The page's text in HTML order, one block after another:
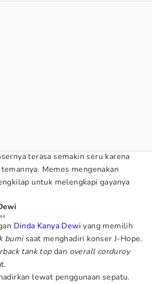
terasa semakin seru karena
Memes mengenakan
untuk melengkapi gayanya
Dinda Kanya Dewi yang memilih
bumisaat menghadiri konser J-Hope.
tank topdan overall corduroy
lewat penggunaan sepatu.